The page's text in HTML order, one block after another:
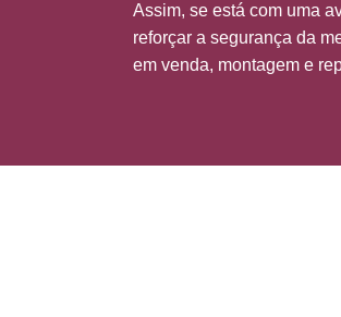
Assim, se está com uma
reforçar a segurança da
em venda, montagem e